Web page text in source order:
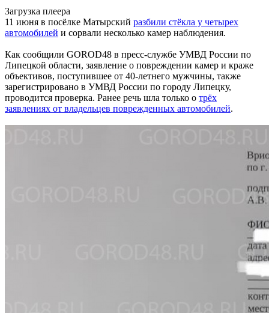
Загрузка плеера
11 июня в посёлке Матырский разбили стёкла у четырех
автомобилей и сорвали несколько камер наблюдения.
Как сообщили GOROD48 в пресс-службе УМВД России по
Липецкой области, заявление о повреждении камер и краже
объективов, поступившее от 40-летнего мужчины, также
зарегистрировано в УМВД России по городу Липецку,
проводится проверка. Ранее речь шла только о трёх
заявлениях от владельцев поврежденных автомобилей.